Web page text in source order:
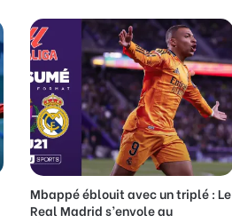
Mbappé éblouit avec un triplé : Le
Real Madrid s’envole au